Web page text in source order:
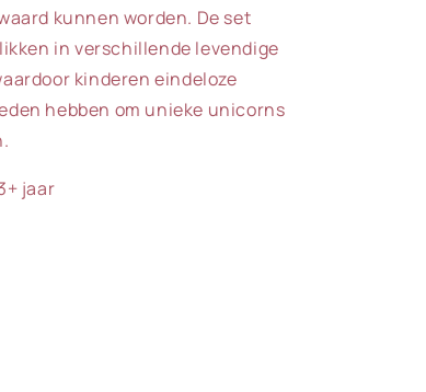
kunnen worden. De set
in verschillende levendige
kinderen eindeloze
hebben om unieke unicorns
jaar